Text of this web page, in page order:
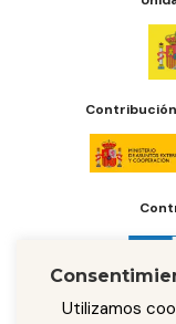
Utilizamos